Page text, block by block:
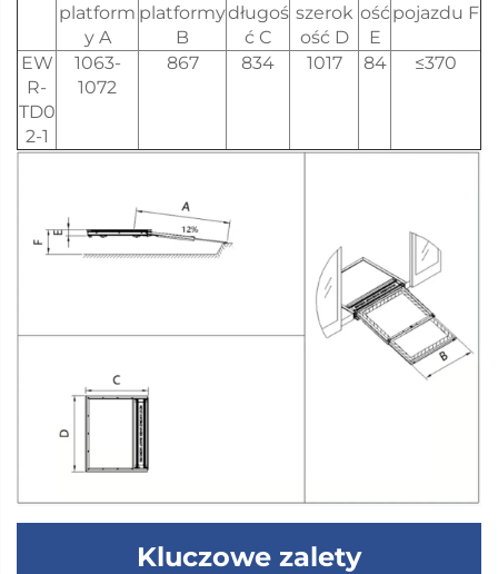
platform
y A
platformy
B
długoś
ć C
szerok
ość D
ość
E
pojazdu F
EW
R-
TD0
2-1
1063-
1072
867 834 1017 84 ≤370
Kluczowe zalety